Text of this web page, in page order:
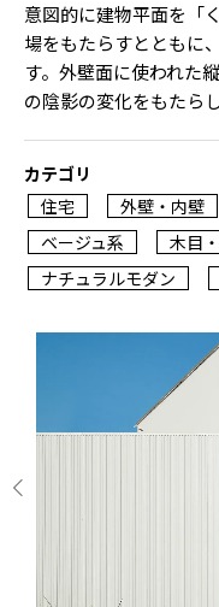
意図的に建物平面を「
場をもたらすとともに
す。外壁面に使われた
の陰影の変化をもたらし
カテゴリ
住宅
外壁・内壁
ベージュ系
木目
ナチュラルモダン